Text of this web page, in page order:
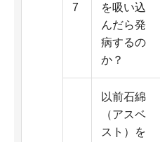
7
を吸い込
んだら発
病するの
か？
以前石綿
（アスベ
スト）を